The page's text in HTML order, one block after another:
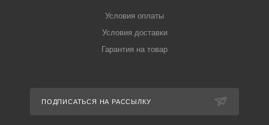
Условия оплаты
Условия доставки
Гарантия на товар
ПОДПИСАТЬСЯ НА РАССЫЛКУ